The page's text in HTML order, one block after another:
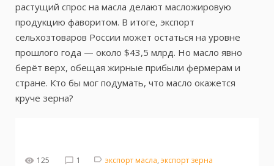
растущий спрос на масла делают масложировую
продукцию фаворитом. В итоге, экспорт
сельхозтоваров России может остаться на уровне
прошлого года — около $43,5 млрд. Но масло явно
берёт верх, обещая жирные прибыли фермерам и
стране. Кто бы мог подумать, что масло окажется
круче зерна?
125 1 экспорт масла, экспорт зерна